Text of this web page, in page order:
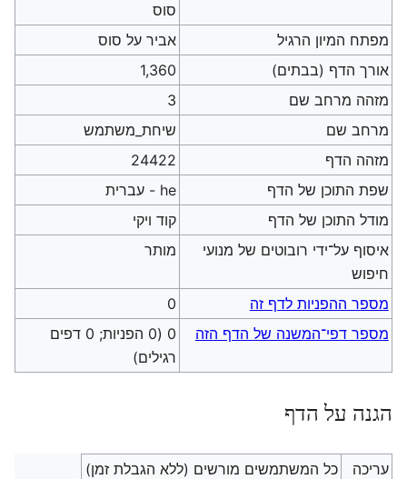
סוס
מפתח המיון הרגיל
אביר על סוס
אורך הדף (בבתים)
1,360
מזהה מרחב שם
3
מרחב שם
שיחת_משתמש
מזהה הדף
24422
שפת התוכן של הדף
he - עברית
מודל התוכן של הדף
קוד ויקי
איסוף על־ידי רובוטים של מנועי
חיפוש
מותר
מספר ההפניות לדף זה
0
מספר דפי־המשנה של הדף הזה
0 (0 הפניות; 0 דפים
רגילים)
הגנה על הדף
עריכה
כל המשתמשים מורשים (ללא הגבלת זמן)